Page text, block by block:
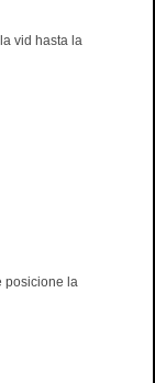
vid hasta la
posicione la